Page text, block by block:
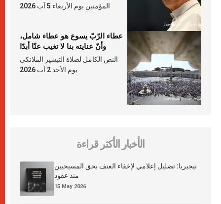
المؤمنين يوم الأربعاء 5 آب 2026
عطاء الرّبّ يسوع هو عطاء شامل،
وأنّ عنايته بنا لا تغيب عنّا أبدًا
النص الكامل لصلاة التبشير الملائكي
يوم الأحد 2 آب 2026
الأخبار الأكثر قراءة
نيجيريا: تضليل إعلامي لإخفاء العنف بحق المسيحيين
منذ عقود
15 May 2026